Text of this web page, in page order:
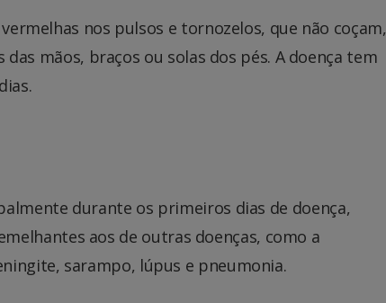
nos pulsos e tornozelos, que não coçam,
mãos, braços ou solas dos pés. A doença tem
durante os primeiros dias de doença,
aos de outras doenças, como a
sarampo, lúpus e pneumonia.